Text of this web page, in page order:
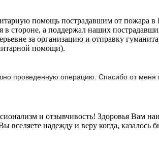
помощь пострадавшим от пожара
стороне, а поддержал наших
за организацию и отправку
помощи).
проведенную операцию. Спасибо от
и отзывчивость! Здоровья Вам
вселяете надежду и веру когда,